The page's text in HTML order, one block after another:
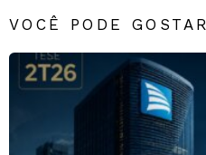
VOCÊ PODE GOSTAR